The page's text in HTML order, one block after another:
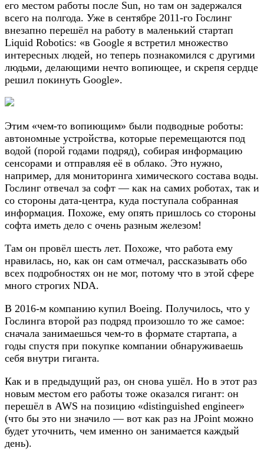
его местом работы после Sun, но там он задержался
всего на полгода. Уже в сентябре 2011-го Гослинг
внезапно перешёл на работу в маленький стартап
Liquid Robotics: «в Google я встретил множество
интересных людей, но теперь познакомился с другими
людьми, делающими нечто вопиющее, и скрепя сердце
решил покинуть Google».
Этим «чем-то вопиющим» были подводные роботы:
автономные устройства, которые перемещаются под
водой (порой годами подряд), собирая информацию
сенсорами и отправляя её в облако. Это нужно,
например, для мониторинга химического состава воды.
Гослинг отвечал за софт — как на самих роботах, так и
со стороны дата-центра, куда поступала собранная
информация. Похоже, ему опять пришлось со стороны
софта иметь дело с очень разным железом!
Там он провёл шесть лет. Похоже, что работа ему
нравилась, но, как он сам отмечал, рассказывать обо
всех подробностях он не мог, потому что в этой сфере
много строгих NDA.
В 2016-м компанию купил Boeing. Получилось, что у
Гослинга второй раз подряд произошло то же самое:
сначала занимаешься чем-то в формате стартапа, а
годы спустя при покупке компании обнаруживаешь
себя внутри гиганта.
Как и в предыдущий раз, он снова ушёл. Но в этот раз
новым местом его работы тоже оказался гигант: он
перешёл в AWS на позицию «distinguished engineer»
(что бы это ни значило — вот как раз на JPoint можно
будет уточнить, чем именно он занимается каждый
день).